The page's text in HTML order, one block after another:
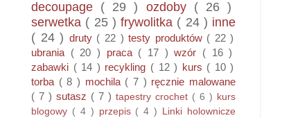
decoupage ( 29 ) ozdoby ( 26 )
serwetka ( 25 ) frywolitka ( 24 ) inne
( 24 ) druty ( 22 )testy produktów ( 22 )
ubrania ( 20 ) praca ( 17 )wzór ( 16 )
zabawki ( 14 ) recykling ( 12 ) kurs ( 10 )
torba ( 8 ) mochila ( 7 ) ręcznie malowane
( 7 ) sutasz ( 7 ) tapestry crochet ( 6 ) kurs
blogowy ( 4 ) przepis ( 4 )
Linki holownicze